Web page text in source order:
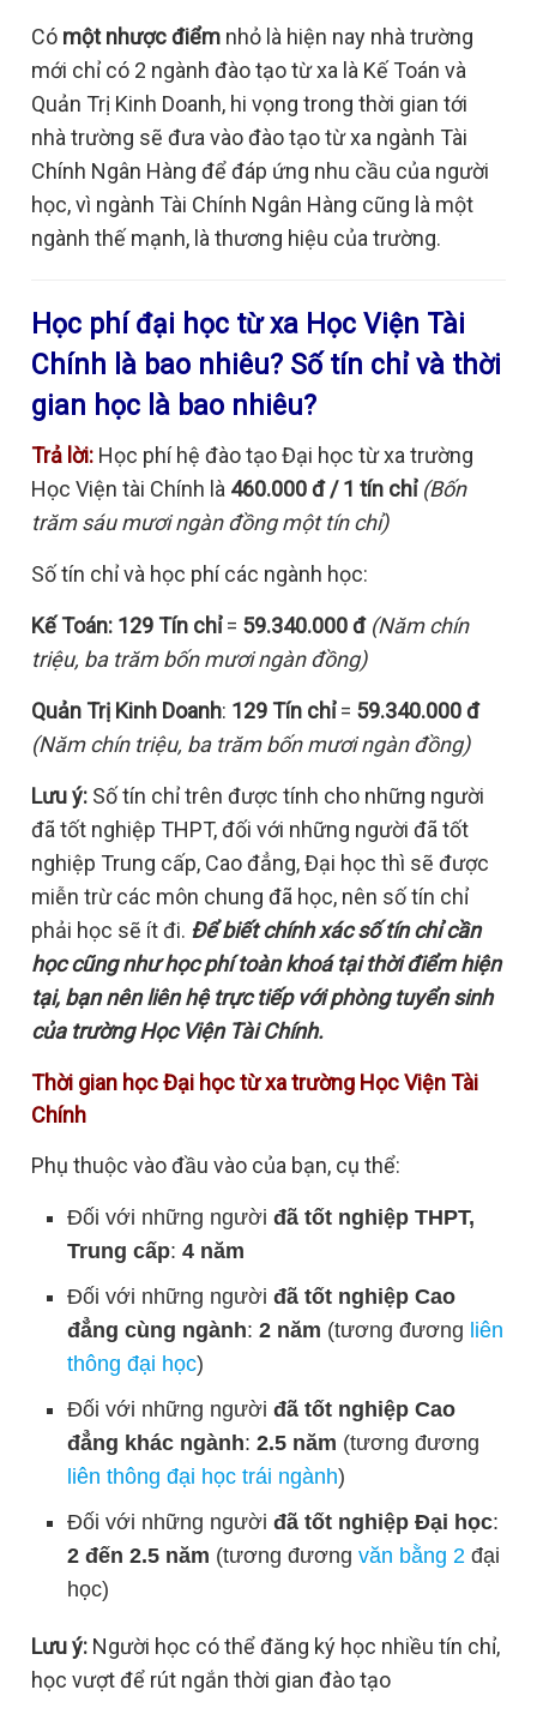
Có một nhược điểm nhỏ là hiện nay nhà trường
mới chỉ có 2 ngành đào tạo từ xa là Kế Toán và
Quản Trị Kinh Doanh, hi vọng trong thời gian tới
nhà trường sẽ đưa vào đào tạo từ xa ngành Tài
Chính Ngân Hàng để đáp ứng nhu cầu của người
học, vì ngành Tài Chính Ngân Hàng cũng là một
ngành thế mạnh, là thương hiệu của trường.
Học phí đại học từ xa Học Viện Tài
Chính là bao nhiêu? Số tín chỉ và thời
gian học là bao nhiêu?
Trả lời: Học phí hệ đào tạo Đại học từ xa trường
Học Viện tài Chính là 460.000 đ / 1 tín chỉ (Bốn
trăm sáu mươi ngàn đồng một tín chỉ)
Số tín chỉ và học phí các ngành học:
Kế Toán: 129 Tín chỉ= 59.340.000 đ (Năm chín
triệu, ba trăm bốn mươi ngàn đồng)
Quản Trị Kinh Doanh: 129 Tín chỉ= 59.340.000 đ
(Năm chín triệu, ba trăm bốn mươi ngàn đồng)
Lưu ý: Số tín chỉ trên được tính cho những người
đã tốt nghiệp THPT, đối với những người đã tốt
nghiệp Trung cấp, Cao đẳng, Đại học thì sẽ được
miễn trừ các môn chung đã học, nên số tín chỉ
phải học sẽ ít đi. Để biết chính xác số tín chỉ cần
học cũng như học phí toàn khoá tại thời điểm hiện
tại, bạn nên liên hệ trực tiếp với phòng tuyển sinh
của trường Học Viện Tài Chính.
Thời gian học Đại học từ xa trường Học Viện Tài
Chính
Phụ thuộc vào đầu vào của bạn, cụ thể:
Đối với những ngườiđã tốt nghiệp THPT,
Trung cấp:4 năm
Đối với những ngườiđã tốt nghiệp Cao
đẳng cùng ngành:2 năm (tương đương liên
thông đại học)
Đối với những ngườiđã tốt nghiệp Cao
đẳng khác ngành:2.5 năm (tương đương
liên thông đại học trái ngành)
Đối với những ngườiđã tốt nghiệp Đại học:
2 đến 2.5 năm (tương đươngvăn bằng 2 đại
học)
Lưu ý: Người học có thể đăng ký học nhiều tín chỉ,
học vượt để rút ngắn thời gian đào tạo